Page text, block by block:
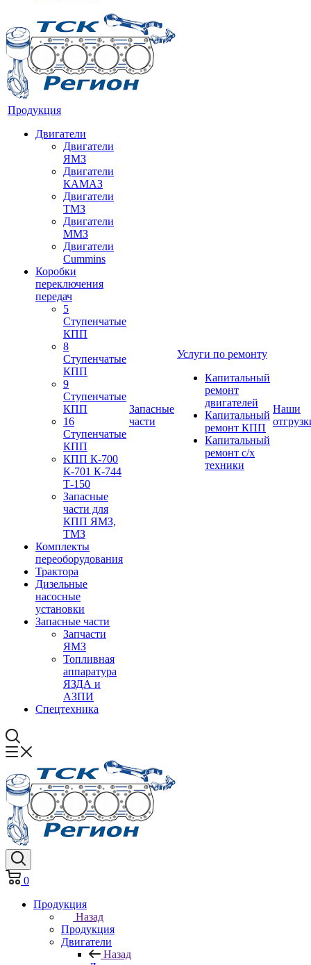
Продукция
Двигатели
Двигатели
ЯМЗ
Двигатели
КАМАЗ
Двигатели
ТМЗ
Двигатели
ММЗ
Двигатели
Cummins
Коробки
переключения
передач
5
Ступенчатые
КПП
8
Ступенчатые
КПП
9
Ступенчатые
КПП
16
Ступенчатые
КПП
КПП К-700
К-701 К-744
Т-150
Запасные
части для
КПП ЯМЗ,
ТМЗ
Комплекты
переоборудования
Трактора
Дизельные
насосные
установки
Запасные части
Запчасти
ЯМЗ
Топливная
аппаратура
ЯЗДА и
АЗПИ
Спецтехника
Запасные
части
Услуги по ремонту
Капитальный
ремонт
двигателей
Капитальный
ремонт КПП
Капитальный
ремонт с/х
техники
Наши
0
Продукция
Назад
Продукция
Двигатели
Назад